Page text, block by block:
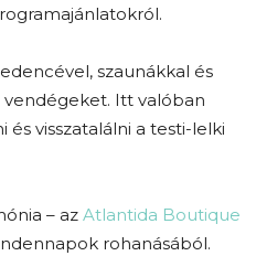
szaunákkal és
vendégeket. Itt valóban
visszatalálni a testi-lelki
– az Atlantida Boutique
rohanásából.